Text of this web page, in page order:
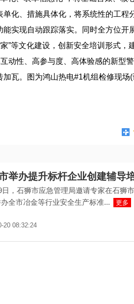
化、措施具体化，将系统性的工程
实现自动跟踪落实。同时全方位开
”等文化建设，创新安全培训形式，
动性、高参与度、高体验感的新型
瓦。图为鸿山热电#1机组检修现场
举办提升标杆企业创建辅导
日，石狮市应急管理局邀请专家在石狮
全市冶金等行业安全生产标准...
更多
20 08:32:24